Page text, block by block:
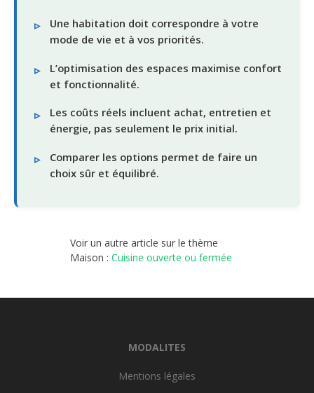
Une habitation doit correspondre à votre
mode de vie et à vos priorités.
L’optimisation des espaces maximise confort
et fonctionnalité.
Les coûts réels incluent achat, entretien et
énergie, pas seulement le prix initial.
Comparer les options permet de faire un
choix sûr et équilibré.
Voir un autre article sur le thème
Maison : Cuisine ouverte ou fermée
MODALITES
Mentions légales